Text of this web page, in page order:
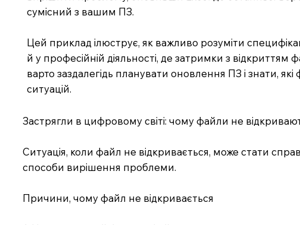
сумісний з вашим ПЗ.
Цей приклад ілюструє, як важливо розуміти
й у професійній діяльності, де затримки з
варто заздалегідь планувати оновлення ПЗ і знати,
ситуацій.
Застрягли в цифровому світі: чому файли не
Ситуація, коли файл не відкривається, може стати
способи вирішення проблеми.
Причини, чому файл не відкривається